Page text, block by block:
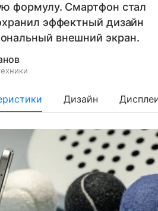
формулу. Смартфон стал
эффектный дизайн
внешний экран.
Дизайн